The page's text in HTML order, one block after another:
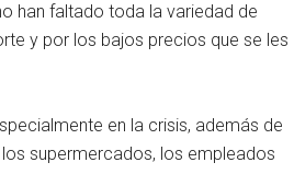
han faltado toda la variedad de
y por los bajos precios que se les
en la crisis, además de
supermercados, los empleados